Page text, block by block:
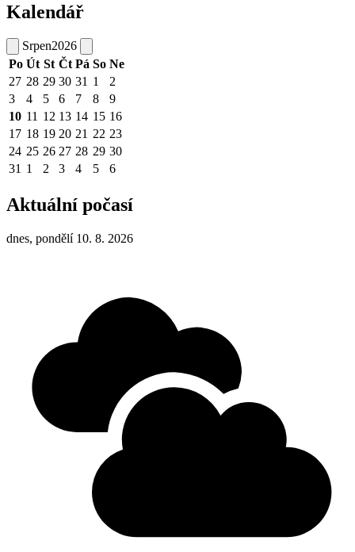
Kalendář
Srpen2026
Po Út St Čt Pá So Ne
27 28 29 30 31 1
2
3
4 5 6 7 8
9
10 11 12 13 14 15 16
17 18 19 20 21 22 23
24 25 26 27 28 29 30
31 1 2 3 4 5 6
Aktuální počasí
dnes, pondělí 10. 8. 2026